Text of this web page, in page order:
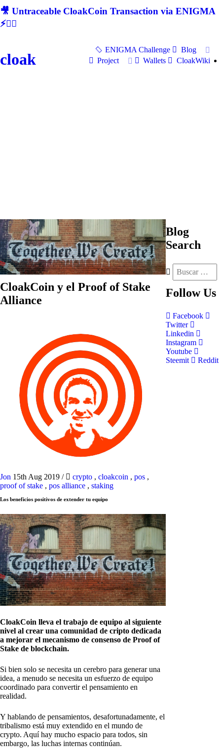
🎥 Untraceable CloakCoin Transaction via ENIGMA
⚡🕵‍♂
cloak
ENIGMA Challenge
Blog
Project
Wallets CloakWiki
CloakCoin y el Proof of Stake
Alliance
Jon 15th Aug 2019 / crypto , cloakcoin , pos ,
proof of stake , pos alliance , staking
Los beneficios positivos de extender tu equipo
CloakCoin lleva el trabajo de equipo al siguiente
nivel al crear una comunidad de cripto dedicada
a mejorar el mecanismo de consenso de Proof of
Stake de blockchain.
Si bien solo se necesita un cerebro para generar una
idea, a menudo se necesita un esfuerzo de equipo
coordinado para convertir el pensamiento en
realidad.
Y hablando de pensamientos, desafortunadamente, el
tribalismo está muy extendido en el mundo de
crypto. Aquí hay mucho espacio para todos, sin
embargo, las luchas internas continúan.
Blog
Search
Follow Us
Facebook
Twitter
Linkedin
Instagram
Youtube
Steemit
Reddit